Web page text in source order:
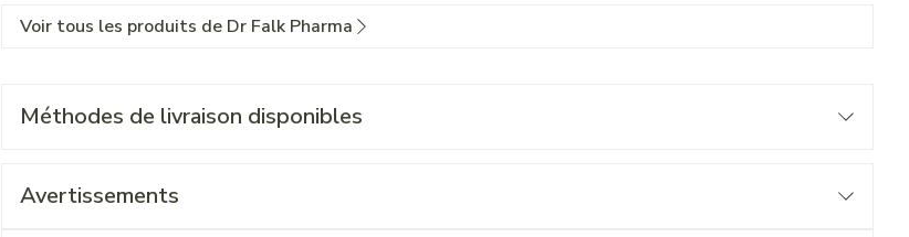
Voir tous les produits de Dr Falk Pharma
Méthodes de livraison disponibles
Avertissements